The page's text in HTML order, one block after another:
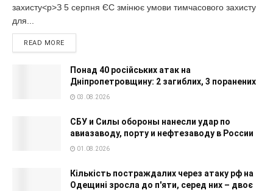
захисту<p>З 5 серпня ЄС змінює умови тимчасового захисту
для...
READ MORE
Понад 40 російських атак на
Дніпропетровщину: 2 загиблих, 3 поранених
03.08.2026
СБУ и Силы обороны нанесли удар по
авиазаводу, порту и нефтезаводу в России
01.08.2026
Кількість постраждалих через атаку рф на
Одещині зросла до п'яти, серед них – двоє